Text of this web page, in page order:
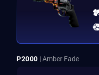
P2000 | Amber Fade